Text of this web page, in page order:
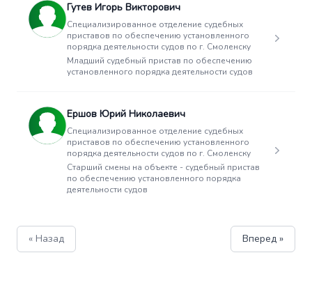
Гутев Игорь Викторович
Специализированное отделение судебных
приставов по обеспечению установленного
порядка деятельности судов по г. Смоленску
Младший судебный пристав по обеспечению
установленного порядка деятельности судов
Ершов Юрий Николаевич
Специализированное отделение судебных
приставов по обеспечению установленного
порядка деятельности судов по г. Смоленску
Старший смены на объекте - судебный пристав
по обеспечению установленного порядка
деятельности судов
« Назад Вперед »